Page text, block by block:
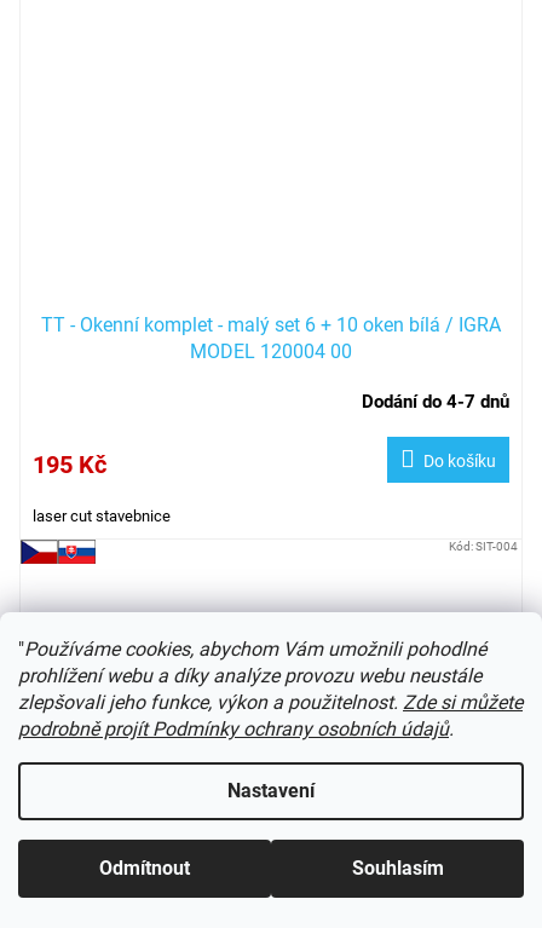
"Používáme cookies, abychom Vám umožnili pohodlné
prohlížení webu a díky analýze provozu webu neustále
zlepšovali jeho funkce, výkon a použitelnost. Zde si můžete
podrobně projít Podmínky ochrany osobních údajů.
Nastavení
Odmítnout Souhlasím
TT - Okenní komplet - malý set 6 + 10 oken bílá / IGRA
MODEL 120004 00
Dodání do 4-7 dnů
195 Kč Do košíku
laser cut stavebnice
Kód:SIT-004